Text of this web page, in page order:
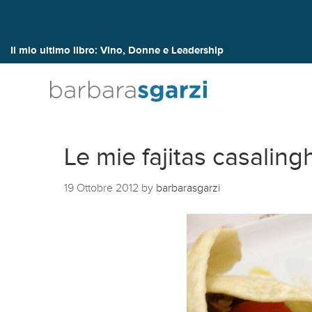
Il mio ultimo libro: Vino, Donne e Leadership
Le mie fajitas
19 Ottobre 2012 by barbarasgarzi